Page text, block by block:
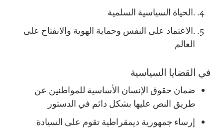
.الحياة السياسية السلمية
.الاعتماد على النفس وحماية الهوية والانفتاح على
العالم
في القضايا السياسية
ضمان حقوق الإنسان الأساسية للمواطنين عن
طريق النص عليها بشكل دائم في الدستور
إرساء جمهورية ديمقراطية تقوم على السيادة